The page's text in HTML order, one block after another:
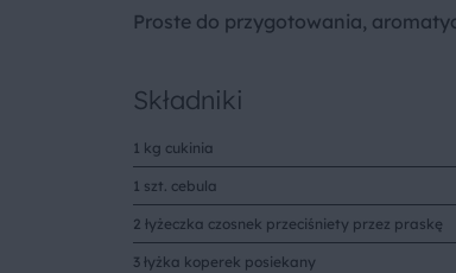
Proste do przygotowania,
Składniki
1 kg cukinia
1 szt. cebula
2 łyżeczka czosnek przeciśniety przez praskę
3 łyżka koperek posiekany